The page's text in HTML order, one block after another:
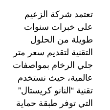
تعتمد شركة الزعيم
على خبرات سنوات
طويلة من الحلول
التقنية لتقديم سعر متر
جلي الرخام بمواصفات
عالمية، حيث نستخدم
تقنية “النانو كريستال”
التي توفر طبقة حماية